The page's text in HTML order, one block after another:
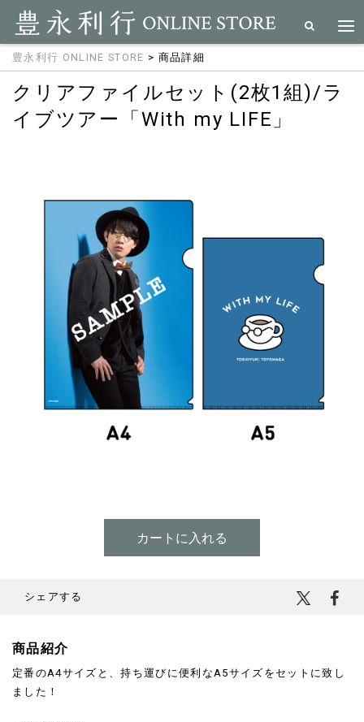
豊永利行 ONLINE STORE > 商品詳細
クリアファイルセット(2枚1組)/ラ
イブツアー「With my LIFE」
シェアする
商品紹介
定番のA4サイズと、持ち運びに便利なA5サイズをセットに致し
ました！